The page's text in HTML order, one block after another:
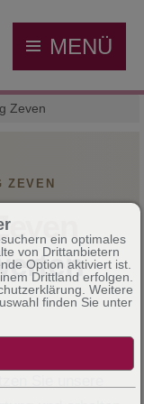
MENÜ
Zeven
ZEVEN
Ihr Grundstück
ein optimales
von Drittanbietern
Option aktiviert ist.
Drittland erfolgen.
Weitere
finden Sie unter